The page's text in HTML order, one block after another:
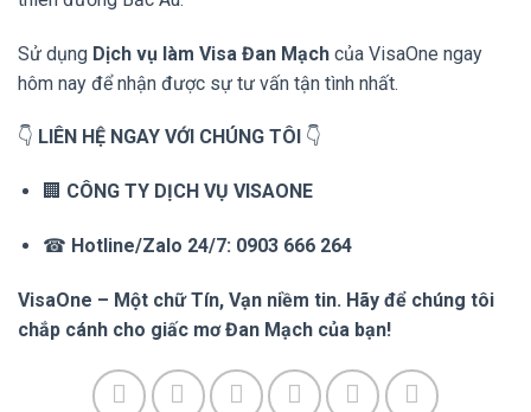
Sử dụng Dịch vụ làm Visa Đan Mạch của VisaOne ngay
hôm nay để nhận được sự tư vấn tận tình nhất.
👇 LIÊN HỆ NGAY VỚI CHÚNG TÔI 👇
🏢 CÔNG TY DỊCH VỤ VISAONE
☎ Hotline/Zalo 24/7: 0903 666 264
VisaOne – Một chữ Tín, Vạn niềm tin. Hãy để chúng tôi
chắp cánh cho giấc mơ Đan Mạch của bạn!